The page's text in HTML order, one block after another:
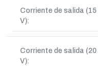
Corriente de salida (15
V):
Corriente de salida (20
V):